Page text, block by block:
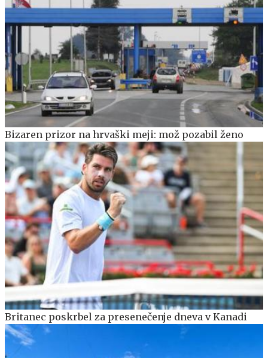
Bizaren prizor na hrvaški meji: mož pozabil ženo
Britanec poskrbel za presenečenje dneva v Kanadi